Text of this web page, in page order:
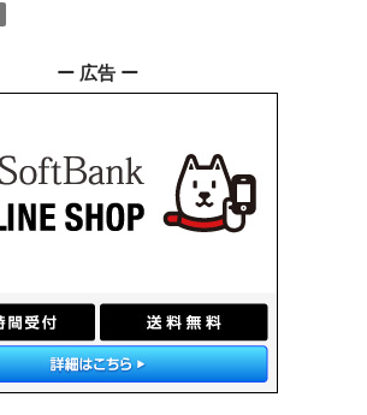
ー 広告 ー